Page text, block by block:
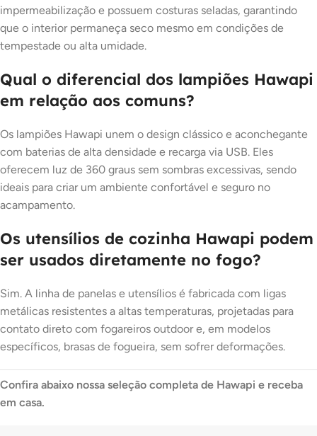
impermeabilização e possuem costuras seladas, garantindo
que o interior permaneça seco mesmo em condições de
tempestade ou alta umidade.
Qual o diferencial dos lampiões Hawapi
em relação aos comuns?
Os lampiões Hawapi unem o design clássico e aconchegante
com baterias de alta densidade e recarga via USB. Eles
oferecem luz de 360 graus sem sombras excessivas, sendo
ideais para criar um ambiente confortável e seguro no
acampamento.
Os utensílios de cozinha Hawapi podem
ser usados diretamente no fogo?
Sim. A linha de panelas e utensílios é fabricada com ligas
metálicas resistentes a altas temperaturas, projetadas para
contato direto com fogareiros outdoor e, em modelos
específicos, brasas de fogueira, sem sofrer deformações.
Confira abaixo nossa seleção completa de Hawapi e receba
em casa.